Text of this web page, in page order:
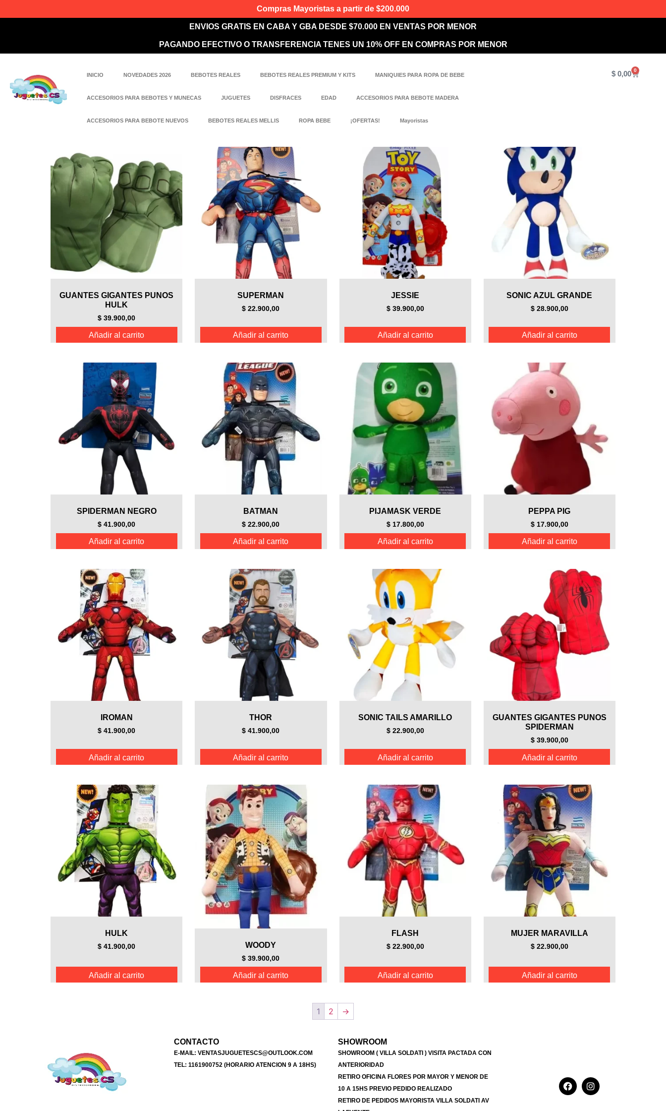
Compras Mayoristas a partir de $200.000
ENVIOS GRATIS EN CABA Y GBA DESDE $70.000 EN VENTAS POR MENOR
PAGANDO EFECTIVO O TRANSFERENCIA TENES UN 10% OFF EN COMPRAS POR MENOR
INICIO NOVEDADES 2026 BEBOTES REALES BEBOTES REALES PREMIUM Y KITS MANIQUIES PARA ROPA DE BEBE
ACCESORIOS PARA BEBOTES Y MUNECAS JUGUETES DISFRACES EDAD ACCESORIOS PARA BEBOTE MADERA
ACCESORIOS PARA BEBOTE NUEVOS BEBOTES REALES MELLIS ROPA BEBE ¡OFERTAS! Mayoristas
$0,00 0
GUANTES GIGANTES PUNOS
HULK
$ 39.900,00
Añadir al carrito
SUPERMAN
$ 22.900,00
Añadir al carrito
JESSIE
$39.900,00
Añadir al carrito
SONIC AZUL GRANDE
$28.900,00
Añadir al carrito
SPIDERMAN NEGRO
$ 41.900,00
Añadir al carrito
BATMAN
$ 22.900,00
Añadir al carrito
PIJAMASK VERDE
$17.800,00
Añadir al carrito
PEPPA PIG
$17.900,00
Añadir al carrito
IROMAN
$ 41.900,00
Añadir al carrito
THOR
$ 41.900,00
Añadir al carrito
SONIC TAILS AMARILLO
$22.900,00
Añadir al carrito
GUANTES GIGANTES PUNOS
SPIDERMAN
$39.900,00
Añadir al carrito
HULK
$ 41.900,00
Añadir al carrito
WOODY
$ 39.900,00
Añadir al carrito
FLASH
$22.900,00
Añadir al carrito
MUJER MARAVILLA
$22.900,00
Añadir al carrito
1 2 →
CONTACTO
E-MAIL: VENTASJUGUETESCS@OUTLOOK.COM
TEL: 1161900752 (HORARIO ATENCION 9 A 18HS)
SHOWROOM
SHOWROOM ( VILLA SOLDATI ) VISITA PACTADA CON
ANTERIORIDAD
RETIRO OFICINA FLORES POR MAYOR Y MENOR DE
10 A 15HS PREVIO PEDIDO REALIZADO
RETIRO DE PEDIDOS MAYORISTA VILLA SOLDATI AV